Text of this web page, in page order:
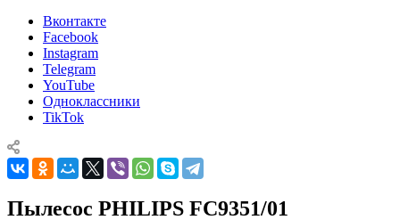
Вконтакте
Facebook
Instagram
Telegram
YouTube
Одноклассники
TikTok
Пылесос PHILIPS FC9351/01